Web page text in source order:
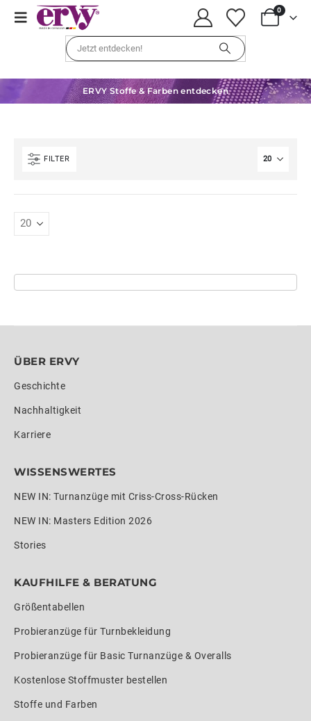
0
ERVY Stoffe & Farben entdecken
FILTER
ÜBER ERVY
Geschichte
Nachhaltigkeit
Karriere
WISSENSWERTES
NEW IN: Turnanzüge mit Criss-Cross-Rücken
NEW IN: Masters Edition 2026
Stories
KAUFHILFE & BERATUNG
Größentabellen
Probieranzüge für Turnbekleidung
Probieranzüge für Basic Turnanzüge & Overalls
Kostenlose Stoffmuster bestellen
Stoffe und Farben